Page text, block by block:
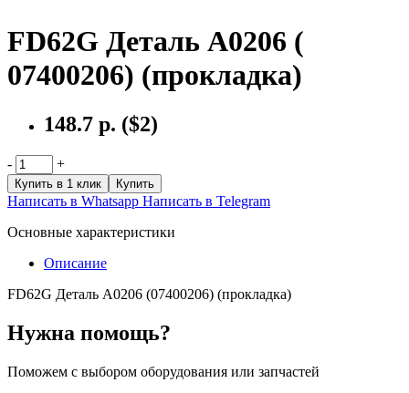
FD62G Деталь А0206 (
07400206) (прокладка)
148.7 р. ($2)
- +
Купить в 1 клик Купить
Написать в Whatsapp Написать в Telegram
Основные характеристики
Описание
FD62G Деталь А0206 (07400206) (прокладка)
Нужна помощь?
Поможем с выбором оборудования или запчастей